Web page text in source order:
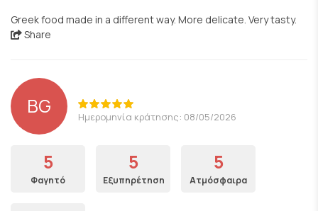
Greek food made in a different way. More delicate. Very tasty.
Share
BG Ημερομηνία κράτησης: 08/05/2026
5
Φαγητό
5
Εξυπηρέτηση
5
Ατμόσφαιρα